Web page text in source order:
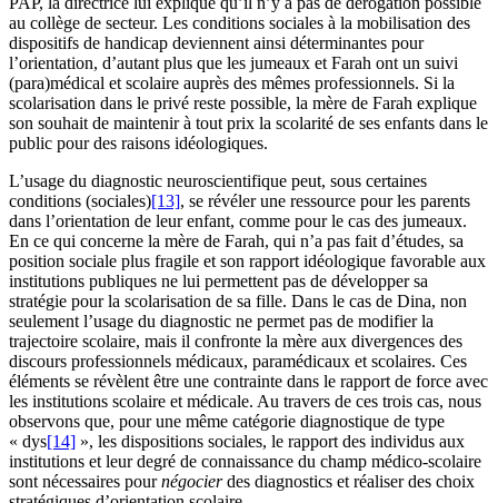
au collège de secteur. Les conditions sociales à la mobilisation des
dispositifs de handicap deviennent ainsi déterminantes pour
l’orientation, d’autant plus que les jumeaux et Farah ont un suivi
(para)médical et scolaire auprès des mêmes professionnels. Si la
scolarisation dans le privé reste possible, la mère de Farah explique
son souhait de maintenir à tout prix la scolarité de ses enfants dans le
public pour des raisons idéologiques.
L’usage du diagnostic neuroscientifique peut, sous certaines
conditions (sociales)[13], se révéler une ressource pour les parents
dans l’orientation de leur enfant, comme pour le cas des jumeaux.
En ce qui concerne la mère de Farah, qui n’a pas fait d’études, sa
position sociale plus fragile et son rapport idéologique favorable aux
institutions publiques ne lui permettent pas de développer sa
stratégie pour la scolarisation de sa fille. Dans le cas de Dina, non
seulement l’usage du diagnostic ne permet pas de modifier la
trajectoire scolaire, mais il confronte la mère aux divergences des
discours professionnels médicaux, paramédicaux et scolaires. Ces
éléments se révèlent être une contrainte dans le rapport de force avec
les institutions scolaire et médicale. Au travers de ces trois cas, nous
observons que, pour une même catégorie diagnostique de type
« dys[14] », les dispositions sociales, le rapport des individus aux
institutions et leur degré de connaissance du champ médico-scolaire
sont nécessaires pournégocierdes diagnostics et réaliser des choix